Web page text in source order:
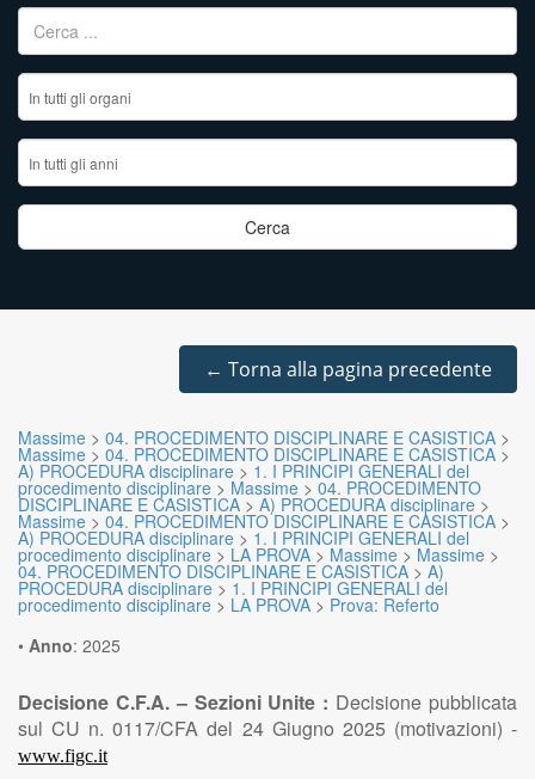
Ricerca per:
← Torna alla pagina precedente
Massime > 04. PROCEDIMENTO DISCIPLINARE E CASISTICA >
Massime > 04. PROCEDIMENTO DISCIPLINARE E CASISTICA >
A) PROCEDURA disciplinare > 1. I PRINCIPI GENERALI del
procedimento disciplinare > Massime > 04. PROCEDIMENTO
DISCIPLINARE E CASISTICA > A) PROCEDURA disciplinare >
Massime > 04. PROCEDIMENTO DISCIPLINARE E CASISTICA >
A) PROCEDURA disciplinare > 1. I PRINCIPI GENERALI del
procedimento disciplinare > LA PROVA > Massime > Massime >
04. PROCEDIMENTO DISCIPLINARE E CASISTICA > A)
PROCEDURA disciplinare > 1. I PRINCIPI GENERALI del
procedimento disciplinare > LA PROVA > Prova: Referto
• Anno: 2025
Decisione C.F.A. – Sezioni Unite : Decisione pubblicata
sul CU n. 0117/CFA del 24 Giugno 2025 (motivazioni) -
www.figc.it